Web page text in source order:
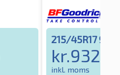
215/45R17 91Y
kr.
inkl. moms